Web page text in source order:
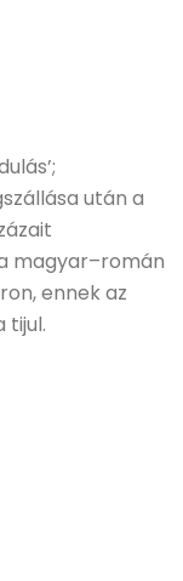
után a
magyar–román
ennek az
tijul.